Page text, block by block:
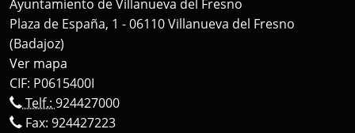
Ayuntamiento de Villanueva del Fresno
Plaza de España, 1 - 06110 Villanueva del Fresno
(Badajoz)
Ver mapa
CIF: P0615400I
Telf.: 924427000
Fax: 924427223